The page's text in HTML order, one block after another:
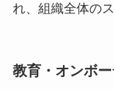
れ、組織全体の
教育・オンボ